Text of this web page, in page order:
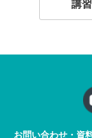
講
お問い合わせ・資